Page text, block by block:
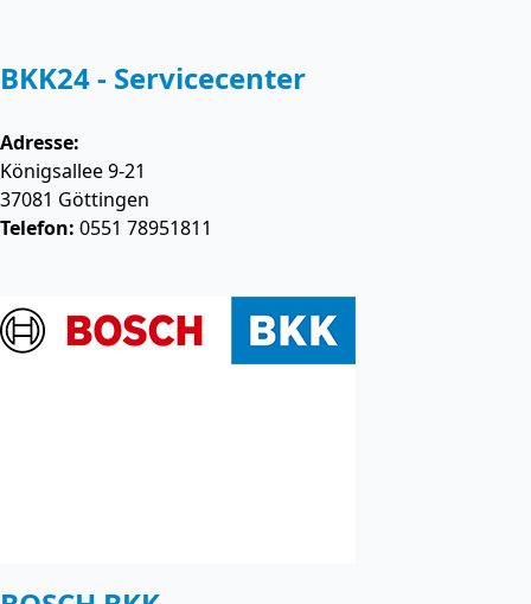
BKK24 - Servicecenter
Adresse:
Königsallee 9-21
37081 Göttingen
Telefon: 0551 78951811